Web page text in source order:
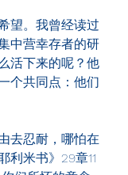
望。我曾经读过
中营幸存者的研
活下来的呢？他
个共同点：他们
去忍耐，哪怕在
利米书》29章11